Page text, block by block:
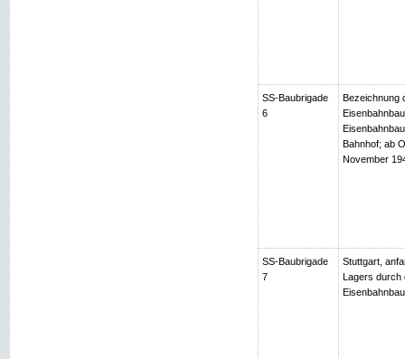
SS-Baubrigade
6
Bezeichnung
Bahnhof; ab
November
SS-Baubrigade
7
Stuttgart,
Lagers durch